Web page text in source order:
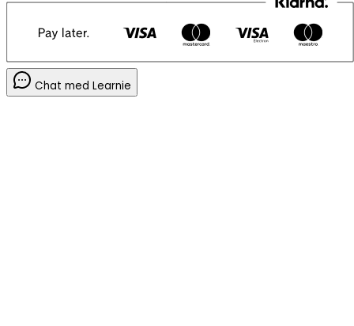
Chat med Learnie